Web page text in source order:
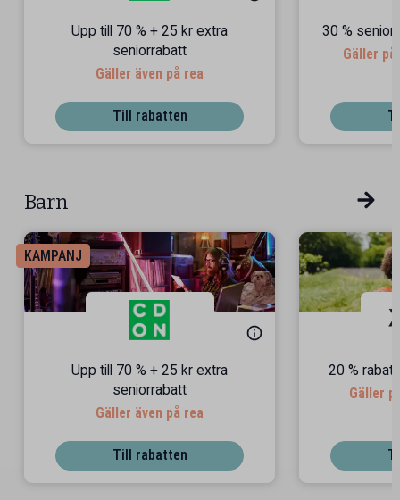
Upp till 70 % + 25 kr extra
seniorrabatt
Gäller även på rea
Till rabatten
30 %
Gäller
Barn
KAMPANJ
Upp till 70 % + 25 kr extra
seniorrabatt
Gäller även på rea
Till rabatten
20 %
Gäller